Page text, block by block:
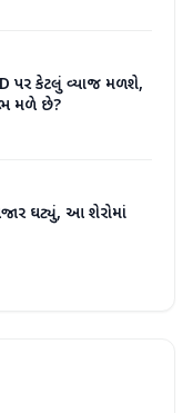
પર કેટલું વ્યાજ મળશે,
મળે છે?
ઘટ્યું, આ શેરોમાં